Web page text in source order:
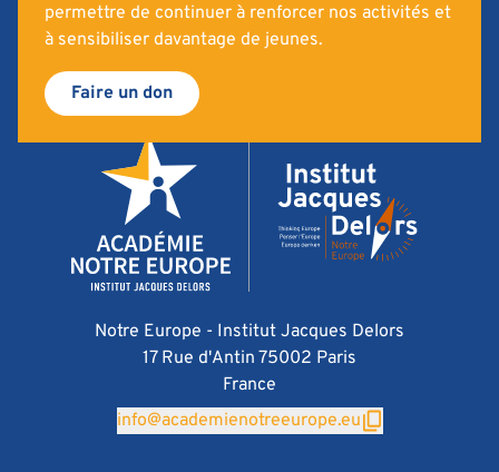
permettre de continuer à renforcer nos activités et
à sensibiliser davantage de jeunes.
Faire un don
Notre Europe - Institut Jacques Delors
17 Rue d'Antin 75002 Paris
France
info@academienotreeurope.eu